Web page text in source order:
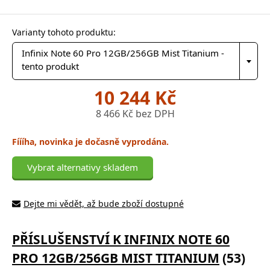
Varianty tohoto produktu:
Infinix Note 60 Pro 12GB/256GB Mist Titanium -
tento produkt
10 244 Kč
8 466 Kč bez DPH
Fíííha, novinka je dočasně vyprodána.
Vybrat alternativy skladem
Dejte mi vědět, až bude zboží dostupné
PŘÍSLUŠENSTVÍ K INFINIX NOTE 60
PRO 12GB/256GB MIST TITANIUM (53)